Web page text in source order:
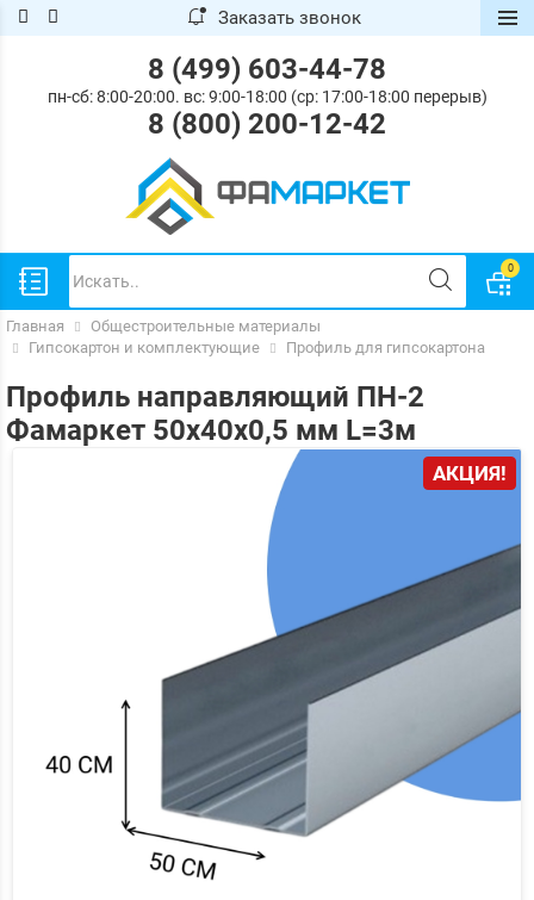
Заказать звонок
8 (499) 603-44-78
пн-сб: 8:00-20:00. вс: 9:00-18:00 (ср: 17:00-18:00 перерыв)
8 (800) 200-12-42
0
Главная
Общестроительные материалы
Гипсокартон и комплектующие
Профиль для гипсокартона
Профиль направляющий ПН-2
Фамаркет 50х40х0,5 мм L=3м
АКЦИЯ!